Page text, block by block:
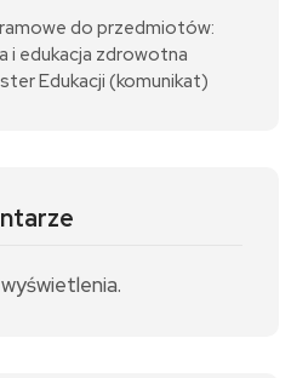
do przedmiotów:
i edukacja zdrowotna
Edukacji (komunikat)